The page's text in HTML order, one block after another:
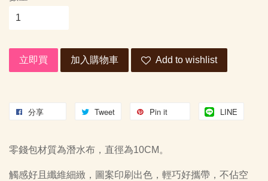
立即買 加入購物車 Add to wishlist
分享 Tweet Pin it LINE
零錢包材質為潛水布，直徑為10CM。
觸感好且纖維細緻，圖案印刷出色，輕巧好攜帶，不佔空